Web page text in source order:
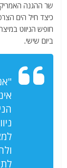
at
s
A
p
p
e
g
m
שר ההגנה
כיצד חיל הים
חופש הניווט
ביום שישי.